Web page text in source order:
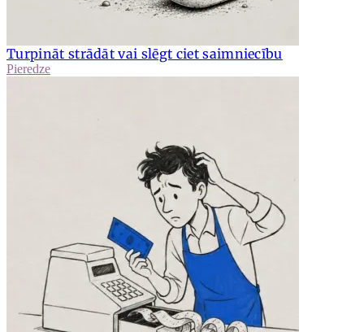
Turpināt strādāt vai slēgt ciet saimniecību
Pieredze